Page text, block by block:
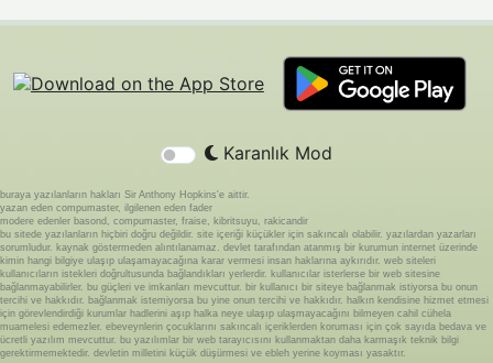
Karanlık Mod
buraya yazılanların hakları Sir Anthony Hopkins'e aittir.
yazan eden compumaster, ilgilenen eden fader
modere edenler basond, compumaster, fraise, kibritsuyu, rakicandir
bu sitede yazılanların hiçbiri doğru değildir. site içeriği küçükler için sakıncalı olabilir. yazılardan yazarları
sorumludur. kaynak göstermeden alıntılanamaz. devlet tarafından atanmış bir kurumun internet üzerinde
kimin hangi bilgiye ulaşıp ulaşamayacağına karar vermesi insan haklarına aykırıdır. web siteleri
kullanıcıların istekleri doğrultusunda bağlandıkları yerlerdir. kullanıcılar isterlerse bir web sitesine
bağlanmayabilirler. bu güçleri ve imkanları mevcuttur. bir kullanıcı bir siteye bağlanmak istiyorsa bu onun
tercihi ve hakkıdır. bağlanmak istemiyorsa bu yine onun tercihi ve hakkıdır. halkın kendisine hizmet etmesi
için görevlendirdiği kurumlar hadlerini aşıp halka neye ulaşıp ulaşmayacağını bilmeyen cahil cühela
muamelesi edemezler. ebeveynlerin çocuklarını sakıncalı içeriklerden koruması için çok sayıda bedava ve
ücretli yazılım mevcuttur. bu yazılımlar bir web tarayıcısını kullanmaktan daha karmaşık teknik bilgi
gerektirmemektedir. devletin milletini küçük düşürmesi ve ebleh yerine koyması yasaktır.